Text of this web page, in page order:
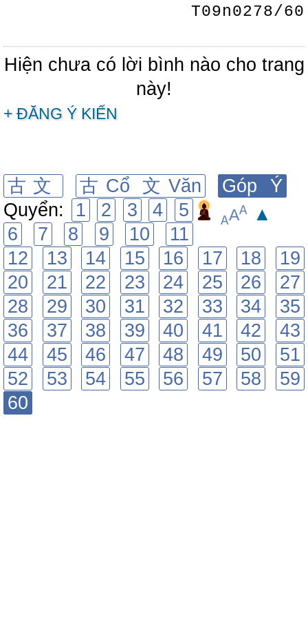
T09n0278/60
Hiện chưa có lời bình nào cho trang
này!
+ ĐĂNG Ý KIẾN
古文 古Cổ 文Văn Góp Ý
AAA ▲
Quyển: 1 2 3 4
5
6
7 8 9 10
11
12
13 14 15 16 17 18
19
20
21 22 23 24 25 26
27
28
29 30 31 32 33 34
35
36
37 38 39 40 41 42
43
44
45 46 47 48 49 50
51
52
53 54 55 56 57 58
59
60